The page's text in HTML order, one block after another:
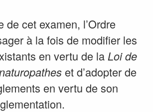
de cet examen, l’Ordre
à la fois de modifier les
en vertu de la Loi de
et d’adopter de
en vertu de son